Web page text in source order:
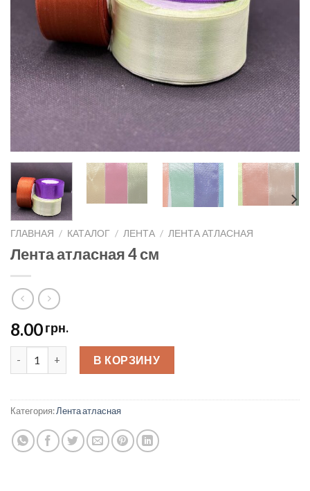
ГЛАВНАЯ / КАТАЛОГ / ЛЕНТА / ЛЕНТА АТЛАСНАЯ
Лента атласная 4 см
8.00грн.
Лента атласная 4 см quantity
В КОРЗИНУ
Категория:Лента атласная